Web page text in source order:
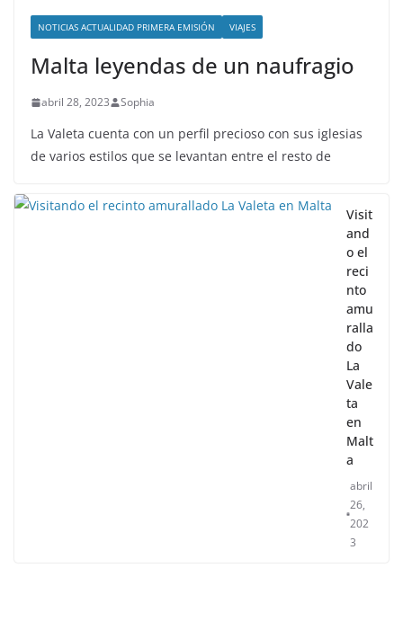
NOTICIAS ACTUALIDAD PRIMERA EMISIÓN VIAJES
Malta leyendas de un naufragio
abril 28, 2023 Sophia
La Valeta cuenta con un perfil precioso con sus iglesias
de varios estilos que se levantan entre el resto de
Visit
and
o el
reci
nto
amu
ralla
do
La
Vale
ta
en
Malt
a
abril
26,
202
3